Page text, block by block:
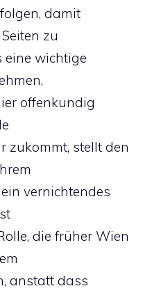
damit
zu
wichtige
offenkundig
zukommt, stellt den
vernichtendes
die früher Wien
anstatt dass